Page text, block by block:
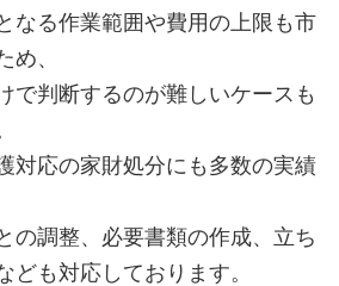
なる作業範囲や費用の上限も市
め、
で判断するのが難しいケースも
対応の家財処分にも多数の実績
の調整、必要書類の作成、立ち
ども対応しております。